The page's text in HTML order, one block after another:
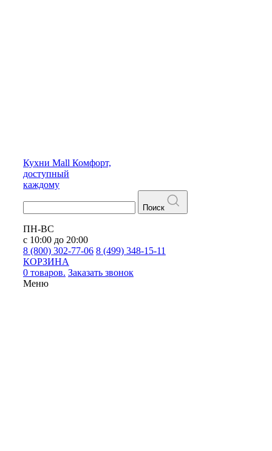
Кухни Mall Комфорт,
доступный
каждому
Поиск
ПН-ВС
с 10:00 до 20:00
8 (800) 302-77-06 8 (499) 348-15-11
КОРЗИНА
0 товаров. Заказать звонок
Меню